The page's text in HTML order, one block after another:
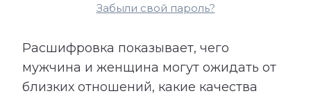
разочарований.
Расшифровка показывает, чего
мужчина и женщина могут ожидать от
близких отношений, какие качества
Забыли свой пароль?